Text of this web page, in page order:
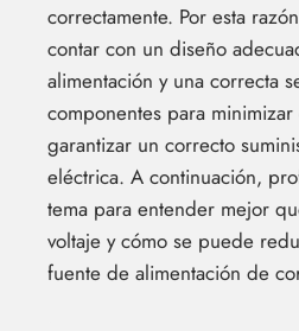
correctamente. Por esta
contar con un diseño
alimentación y una correcta
componentes para
garantizar un correcto
eléctrica. A continuación,
tema para entender mejor
voltaje y cómo se puede
fuente de alimentación de